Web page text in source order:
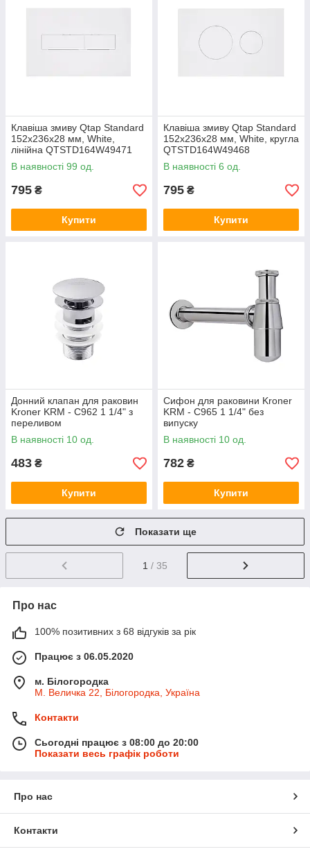
Клавіша змиву Qtap Standard
152x236x28 мм, White,
лінійна QTSTD164W49471
В наявності 99 од.
795 ₴
Купити
Клавіша змиву Qtap Standard
152x236x28 мм, White, кругла
QTSTD164W49468
В наявності 6 од.
795 ₴
Купити
Донний клапан для раковин
Kroner KRM - C962 1 1/4" з
переливом
В наявності 10 од.
483 ₴
Купити
Сифон для раковини Kroner
KRM - C965 1 1/4" без
випуску
В наявності 10 од.
782 ₴
Купити
Показати ще
1 / 35
Про нас
100% позитивних з 68 відгуків за рік
Працює з 06.05.2020
м. Білогородка
М. Величка 22, Білогородка, Україна
Контакти
Сьогодні працює з 08:00 до 20:00
Показати весь графік роботи
Про нас
Контакти